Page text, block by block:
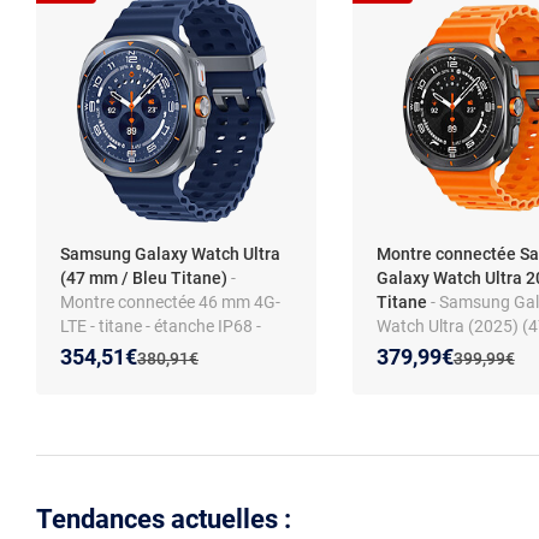
Samsung Galaxy Watch Ultra
(47 mm / Bleu Titane) -
Montre connectée 46 mm 4G-
LTE - titane - étanche IP68 -
GPS - RAM 2 Go - écran tactile
Super AMOLED 1.47" - 64 Go -
Ancien prix :
380,91€
Nouveau prix :
354,51€
Réduction de :
Montre connectée
Galaxy Watch Ultra
Titane - Samsung
Watch Ultra (2025)
LTE)
Ancien prix :
399,99€
Nouveau prix :
379,99€
Réduction de :
Tendances actuelles :